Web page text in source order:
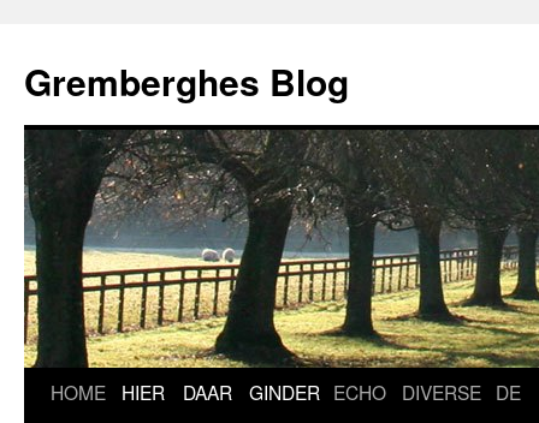
de
inhoud
Gremberghes Blog
HOME HIER DAAR GINDER ECHO DIVERSE DE